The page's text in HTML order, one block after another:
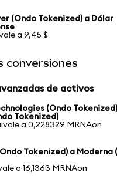
(Ondo Tokenized) a Dólar
a 9,45 $
conversiones
de activos
(Ondo
Tokenized)
a 0,228329 MRNAon
Tokenized) a Moderna
a 16,1363 MRNAon